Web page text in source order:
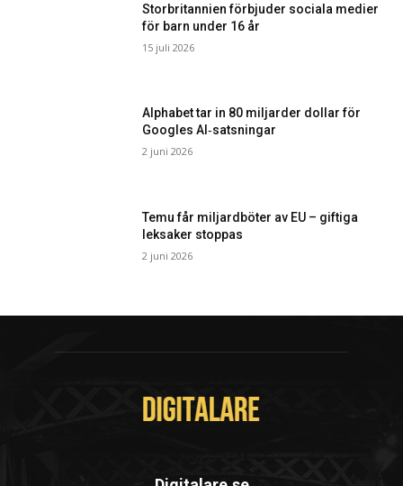
Storbritannien förbjuder sociala medier
för barn under 16 år
15 juli 2026
Alphabet tar in 80 miljarder dollar för
Googles AI‑satsningar
2 juni 2026
Temu får miljardböter av EU – giftiga
leksaker stoppas
2 juni 2026